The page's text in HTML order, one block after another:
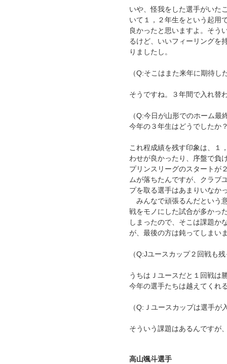
いや、怪我をした選手がいた
いて１，２年生をという起用
良かったと思いますよ。そう
るけど、いいフィーリングを
りましたし。
（Q:そこはまた来年に期待し
そうですね。３年間で入れ替
（Q:今日が山形でのホーム
今年の３年生はどうでしたか
これ程成績を残す印象は、１
わせが良かったり、序盤で負
プリンスリーグのスタートが
ムが落ちたんですが、クラブ
プを取る選手はあまりいなか
みんなで頑張るんだという
戦をモノにした試合が多かっ
しまったので、そこは課題か
が、最後の方は鈍ってしまい
（Q:Jユースカップ２回戦も
うちはＪユースだと１回戦は
今年の選手たちは越えてくれ
（Q:Ｊユースカップは選手
そういう課題はあるんですが
高山颯斗選手